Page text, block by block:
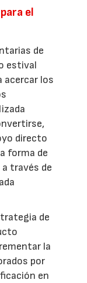
el
de
estival
acercar los
directo
forma de
través de
de
la
por
en